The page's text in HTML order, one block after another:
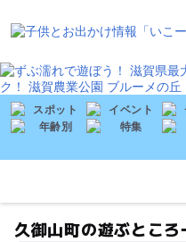
久御山町の遊ぶところ